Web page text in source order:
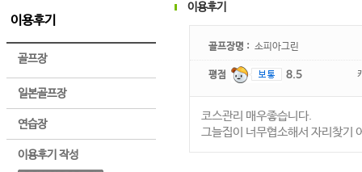
이용후기
골프장
일본골프장
연습장
이용후기 작성
이용후기
골프장명 : 소피아그린
평점 8.5
코스관리 매우좋습니다.
그늘집이 너무협소해서 자리찾기